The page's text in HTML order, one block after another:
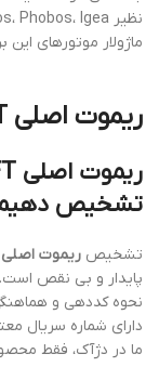
ماژولار موتورهای
ریموت اصلی BFT را از کجا تهیه کنیم؟
تشخیص
تشخیص ریموت اصلی BFT
پایدار و بی نقص
نحوه کددهی و
دارای شماره سریال
ما در دژآک، فقط